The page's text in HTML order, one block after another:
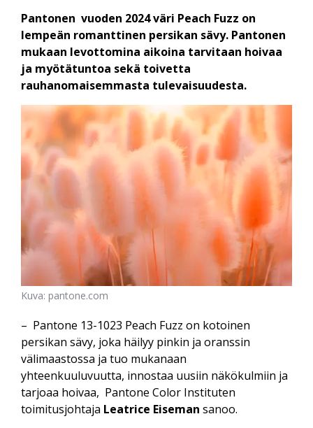
Pantonen vuoden 2024 väri Peach Fuzz on
lempeän romanttinen persikan sävy. Pantonen
mukaan levottomina aikoina tarvitaan hoivaa
ja myötätuntoa sekä toivetta
rauhanomaisemmasta tulevaisuudesta.
Kuva: pantone.com
– Pantone 13-1023 Peach Fuzz on kotoinen
persikan sävy, joka häilyy pinkin ja oranssin
välimaastossa ja tuo mukanaan
yhteenkuuluvuutta, innostaa uusiin näkökulmiin ja
tarjoaa hoivaa, Pantone Color Instituten
toimitusjohtaja Leatrice Eiseman sanoo.